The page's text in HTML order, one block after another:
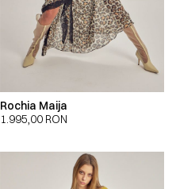
Rochia Maija
1.995,00 RON